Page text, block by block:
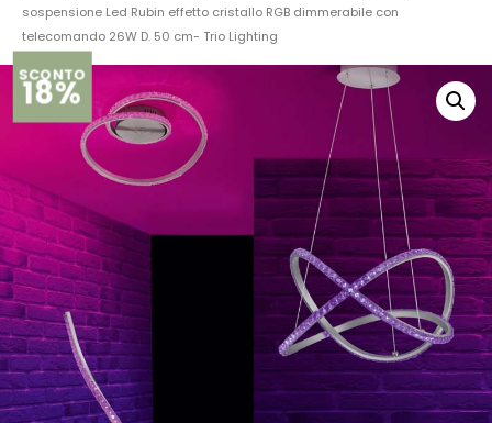
sospensione Led Rubin effetto cristallo RGB dimmerabile con
telecomando 26W D. 50 cm- Trio Lighting
SCONTO
18%